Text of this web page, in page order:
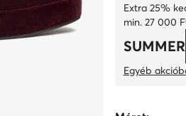
Extra 25%
min. 27 000
SUMMER
Egyéb